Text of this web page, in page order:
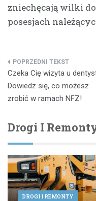
zniechęcają wilki
posesjach
Nawigacja
wpisu
Czeka Cię wizyta u
Dowiedz się, co możesz
zrobić w ramach NFZ!
Drogi I
DROGI I REMONTY